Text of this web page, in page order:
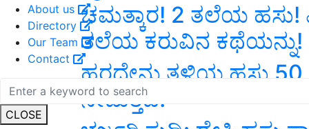
About us
Directory
Our Team
Contact
CLOSE
ಚಮತ್ಕಾರ! 2 ತಲೆಯ ಹಸು!
ತಲೆಯ ಕರುವಿನ ಕಥೆಯನ್ನು!
ಹರಧೇನು ತಳಿಯ ಹಸು 50
ನೀಡುತ್ತದೆ!